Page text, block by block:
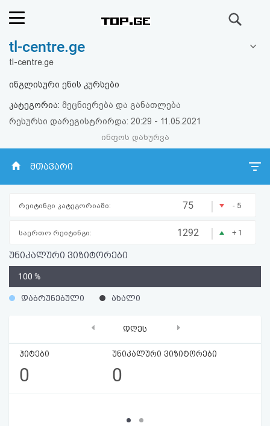
რეიტინგი
ფოსტა
პასუხი
პაროლის
აღდგენა
სალიცენზიო
tl-centre.ge
tl-centre.ge
ინგლისური ენის კურსები
კატეგორია: მეცნიერება და განათლება
რესურსი დარეგისტრირდა: 20:29 - 11.05.2021
ინფოს დახურვა
მთავარი
რეიტინგი კატეგორიაში: 75 | - 5
საერთო რეიტინგი: 1292 | + 1
უნიკალური ვიზიტორები
%
100 %
დაბრუნებული ახალი
დღეს
ჰიტები
0
უნიკალური ვიზიტორები
0
‹ ›